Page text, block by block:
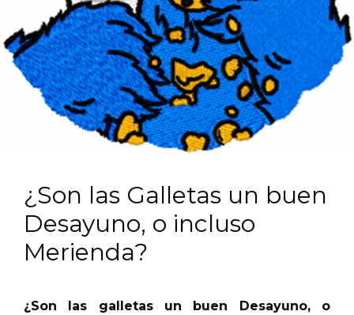
¿Son las Galletas un buen
Desayuno, o incluso
Merienda?
¿Son las galletas un buen Desayuno, o